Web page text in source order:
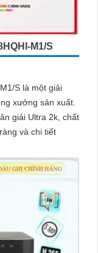
M1/S
S là một giải
xưởng sản xuất.
giải Ultra 2k, chất
và chi tiết